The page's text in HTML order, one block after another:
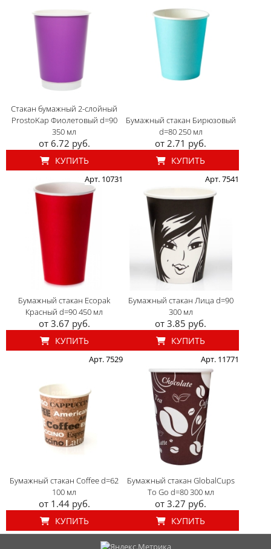
Стакан бумажный 2-слойный
ProstoKap Фиолетовый d=90
350 мл
от 6.72 руб.
КУПИТЬ
Бумажный стакан Бирюзовый
d=80 250 мл
от 2.71 руб.
КУПИТЬ
Арт. 10731
Бумажный стакан Ecopak
Красный d=90 450 мл
от 3.67 руб.
КУПИТЬ
Арт. 7541
Бумажный стакан Лица d=90
300 мл
от 3.85 руб.
КУПИТЬ
Арт. 7529
Бумажный стакан Coffee d=62
100 мл
от 1.44 руб.
КУПИТЬ
Арт. 11771
Бумажный стакан GlobalCups
To Go d=80 300 мл
от 3.27 руб.
КУПИТЬ